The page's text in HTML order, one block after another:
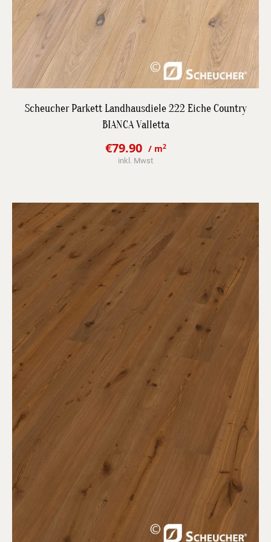
DETAILS
Scheucher Parkett Landhausdiele 222 Eiche Country
BIANCA Valletta
Original
was:
€106.80.
€79.90
Current
is:
€79.90.
/ m2
inkl. Mwst